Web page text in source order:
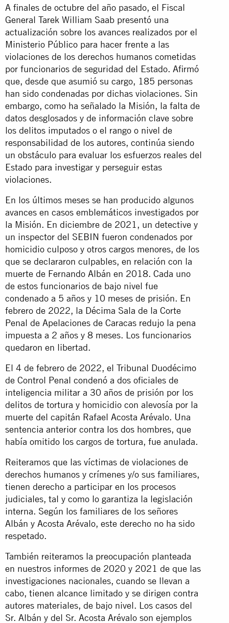
A finales de octubre del año pasado, el Fiscal
General Tarek William Saab presentó una
actualización sobre los avances realizados por el
Ministerio Público para hacer frente a las
violaciones de los derechos humanos cometidas
por funcionarios de seguridad del Estado. Afirmó
que, desde que asumió su cargo, 185 personas
han sido condenadas por dichas violaciones. Sin
embargo, como ha señalado la Misión, la falta de
datos desglosados y de información clave sobre
los delitos imputados o el rango o nivel de
responsabilidad de los autores, continúa siendo
un obstáculo para evaluar los esfuerzos reales del
Estado para investigar y perseguir estas
violaciones.
En los últimos meses se han producido algunos
avances en casos emblemáticos investigados por
la Misión. En diciembre de 2021, un detective y
un inspector del SEBIN fueron condenados por
homicidio culposo y otros cargos menores, de los
que se declararon culpables, en relación con la
muerte de Fernando Albán en 2018. Cada uno
de estos funcionarios de bajo nivel fue
condenado a 5 años y 10 meses de prisión. En
febrero de 2022, la Décima Sala de la Corte
Penal de Apelaciones de Caracas redujo la pena
impuesta a 2 años y 8 meses. Los funcionarios
quedaron en libertad.
El 4 de febrero de 2022, el Tribunal Duodécimo
de Control Penal condenó a dos oficiales de
inteligencia militar a 30 años de prisión por los
delitos de tortura y homicidio con alevosía por la
muerte del capitán Rafael Acosta Arévalo. Una
sentencia anterior contra los dos hombres, que
había omitido los cargos de tortura, fue anulada.
Reiteramos que las víctimas de violaciones de
derechos humanos y crímenes y/o sus familiares,
tienen derecho a participar en los procesos
judiciales, tal y como lo garantiza la legislación
interna. Según los familiares de los señores
Albán y Acosta Arévalo, este derecho no ha sido
respetado.
También reiteramos la preocupación planteada
en nuestros informes de 2020 y 2021 de que las
investigaciones nacionales, cuando se llevan a
cabo, tienen alcance limitado y se dirigen contra
autores materiales, de bajo nivel. Los casos del
Sr. Albán y del Sr. Acosta Arévalo son ejemplos